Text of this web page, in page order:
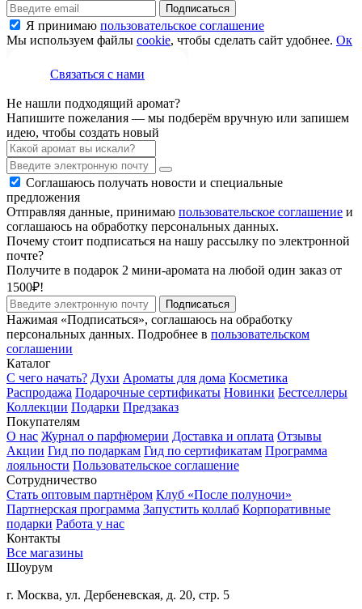
Подписаться
Я принимаю пользовательское соглашение
Мы используем файлы cookie, чтобы сделать сайт удобнее. Ок
Связаться с нами
Не нашли подходящий аромат?
Напишите пожелания — мы подберём вручную или запишем
идею, чтобы создать новый
Соглашаюсь получать новости и специальные
предложения
Отправляя данные, принимаю пользовательское соглашение и
соглашаюсь на обработку персональных данных.
Почему стоит подписаться на нашу рассылку по электронной
почте?
Получите в подарок 2 мини-аромата на любой один заказ от
1500₽!
Подписаться
Нажимая «Подписаться», соглашаюсь на обработку
персональных данных. Подробнее в пользовательском
соглашении
Каталог
С чего начать? Духи Ароматы для дома Косметика
Распродажа Подарочные сертификаты Новинки Бестселлеры
Коллекции Подарки Предзаказ
Покупателям
О нас Журнал о парфюмерии Доставка и оплата Отзывы
Акции Гид по подаркам Гид по сертификатам Программа
лояльности Пользовательское соглашение
Сотрудничество
Стать оптовым партнёром Клуб «После полуночи»
Партнерская программа Запустить коллаб Корпоративные
подарки Работа у нас
Контакты
Все магазины
Шоурум
г. Москва, ул. Дербеневская, д. 20, стр. 5